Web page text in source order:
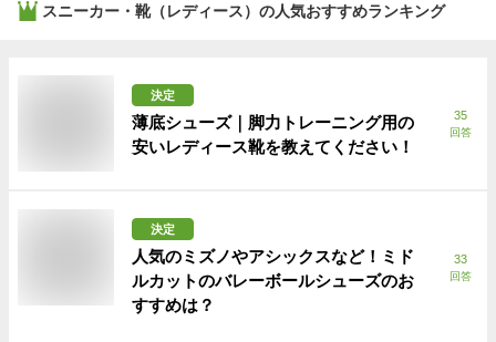
スニーカー・靴（レディース） の人気おすすめランキング
決定
薄底シューズ｜脚力トレーニング用の
安いレディース靴を教えてください！
35
回答
決定
人気のミズノやアシックスなど！ミド
ルカットのバレーボールシューズのお
すすめは？
33
回答